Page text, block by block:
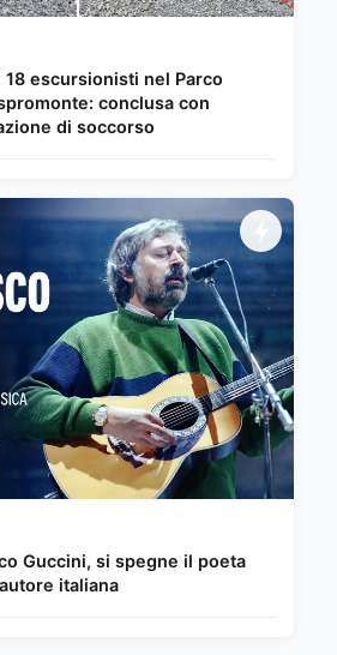
18 escursionisti nel Parco
conclusa con
di soccorso
Guccini, si spegne il poeta
italiana